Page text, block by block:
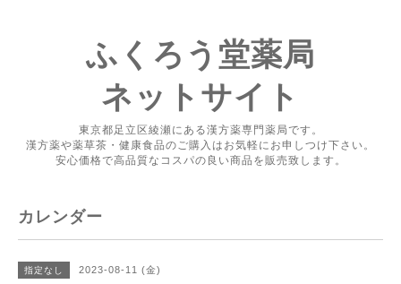
ふくろう堂薬局
ネットサイト
東京都足立区綾瀬にある漢方薬専門薬局です。
漢方薬や薬草茶・健康食品のご購入はお気軽にお申しつけ下さい。
安心価格で高品質なコスパの良い商品を販売致します。
カレンダー
指定なし 2023-08-11 (金)